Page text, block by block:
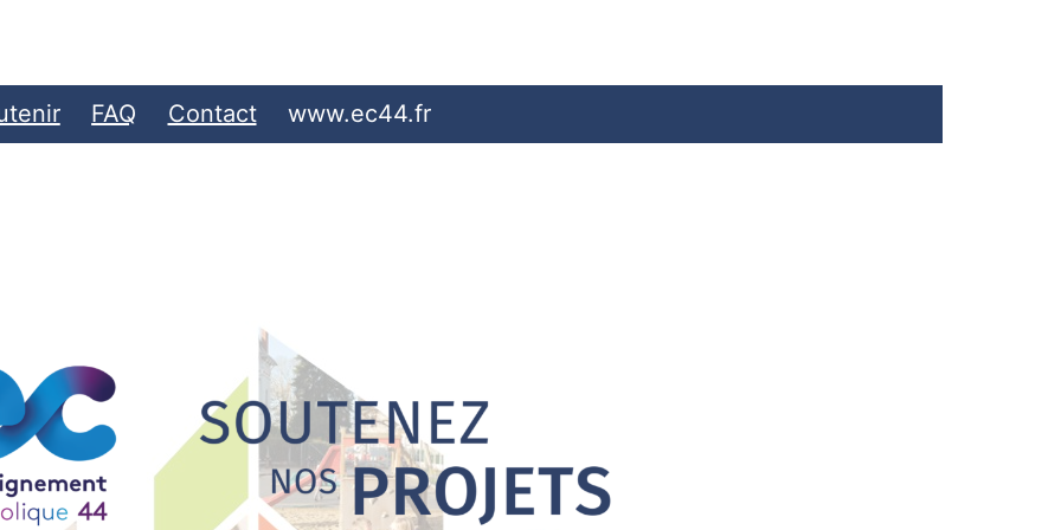
FAQ Contact www.ec44.fr